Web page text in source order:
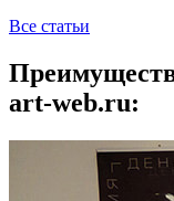
Все статьи
art-web.ru: